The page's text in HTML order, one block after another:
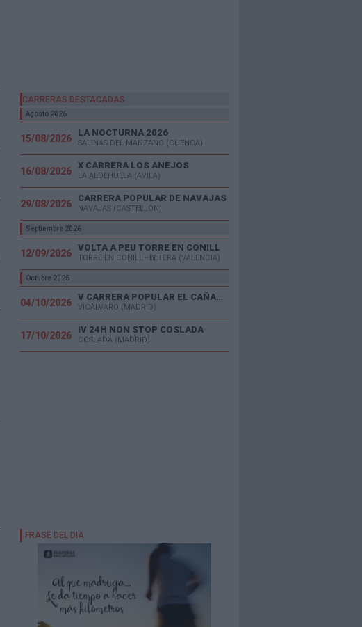
CARRERAS DESTACADAS
Agosto 2026
15/08/2026
LA NOCTURNA 2026
SALINAS DEL MANZANO (CUENCA)
16/08/2026
X CARRERA LOS ANEJOS
LA ALDEHUELA (AVILA)
29/08/2026
CARRERA POPULAR DE NAVAJAS
NAVAJAS (CASTELLÓN)
Septiembre 2026
12/09/2026
VOLTA A PEU TORRE EN CONILL
TORRE EN CONILL - BETERA (VALENCIA)
Octubre 2026
04/10/2026
V CARRERA POPULAR EL CAÑAVERAL
VICÁLVARO (MADRID)
17/10/2026
IV 24H NON STOP COSLADA
COSLADA (MADRID)